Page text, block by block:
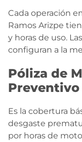
Cada operación
Ramos Arizpe
y horas de uso.
configuran a la
Póliza de
Es la cobertura
desgaste
por horas de